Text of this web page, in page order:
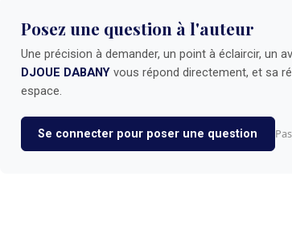
Posez une question à l'auteur
Une précision à demander, un point à éclaircir, un
DJOUE DABANYvous répond directement, et sa
espace.
Se connecter pour poser une question